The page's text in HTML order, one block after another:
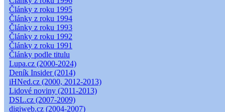
Články z roku 1995
Články z roku 1994
Články z roku 1993
Články z roku 1992
Články z roku 1991
Články podle titulu
Lupa.cz (2000-2024)
Deník Insider (2014)
iHNed.cz (2000, 2012-2013)
Lidové noviny (2011-2013)
DSL.cz (2007-2009)
digiweb.cz (2004-2007)